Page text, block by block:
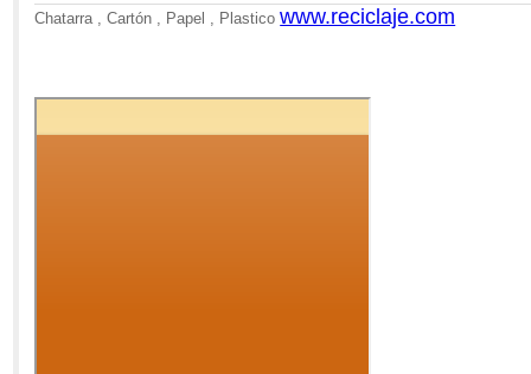
Chatarra , Cartón , Papel , Plasticowww.reciclaje.com